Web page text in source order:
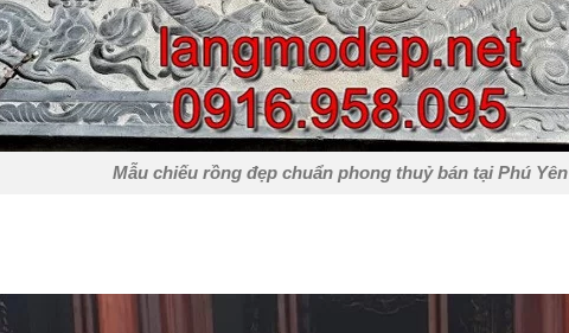
Mẫu chiếu rồng đẹp chuẩn phong thuỷ bán tại Phú Yên